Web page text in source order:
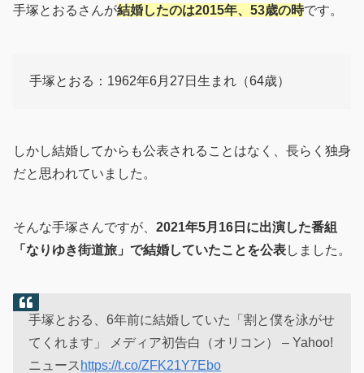
手塚とおるさんが結婚したのは2015年、53歳の時です。
手塚とおる：1962年6月27日生まれ（64歳）
しかし結婚してからも公表されることはなく、長らく独身
だと思われていました。
そんな手塚さんですが、 2021年5月16日に出演した番組
「なりゆき街道旅」で結婚していたことを公表しました。
手塚とおる、6年前に結婚していた「割と僕を泳がせ
てくれます」 メディア初告白（オリコン） – Yahoo!
ニュース https://t.co/ZFK21Y7Ebo